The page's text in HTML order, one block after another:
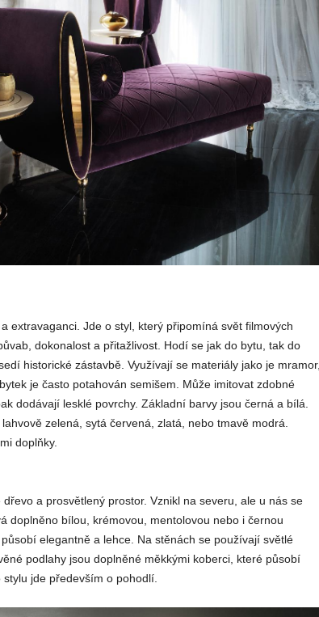
extravaganci. Jde o styl, který připomíná svět filmových
dokonalost a přitažlivost. Hodí se jak do bytu, tak do
historické zástavbě. Využívají se materiály jako je mramor,
je často potahován semišem. Může imitovat zdobné
dodávají lesklé povrchy. Základní barvy jsou černá a bílá.
zelená, sytá červená, zlatá, nebo tmavě modrá.
doplňky.
a prosvětlený prostor. Vznikl na severu, ale u nás se
doplněno bílou, krémovou, mentolovou nebo i černou
elegantně a lehce. Na stěnách se používají světlé
podlahy jsou doplněné měkkými koberci, které působí
jde především o pohodlí.